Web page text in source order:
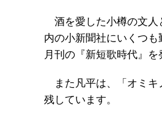
酒を愛した小樽の文人
内の小新聞社にいくつ
月刊の『新短歌時代』を
また凡平は、「オミキ
残しています。